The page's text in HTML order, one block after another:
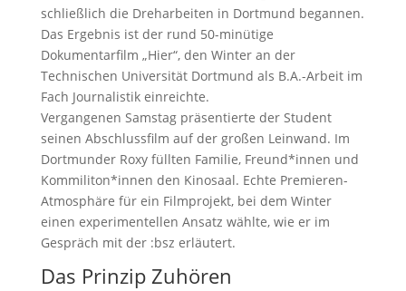
schließlich die Dreharbeiten in Dortmund begannen.
Das Ergebnis ist der rund 50-minütige
Dokumentarfilm „Hier“, den Winter an der
Technischen Universität Dortmund als B.A.-Arbeit im
Fach Journalistik einreichte.
Vergangenen Samstag präsentierte der Student
seinen Abschlussfilm auf der großen Leinwand. Im
Dortmunder Roxy füllten Familie, Freund*innen und
Kommiliton*innen den Kinosaal. Echte Premieren-
Atmosphäre für ein Filmprojekt, bei dem Winter
einen experimentellen Ansatz wählte, wie er im
Gespräch mit der :bsz erläutert.
Das Prinzip Zuhören